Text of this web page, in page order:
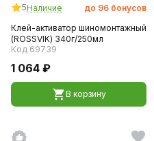
5Наличие до 96 бонусов
Клей-активатор шиномонтажный
(ROSSVIK) 340г/250мл
Код 69739
1 064 ₽
В корзину